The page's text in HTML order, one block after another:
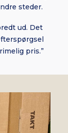
steder.
ud. Det
pris.”